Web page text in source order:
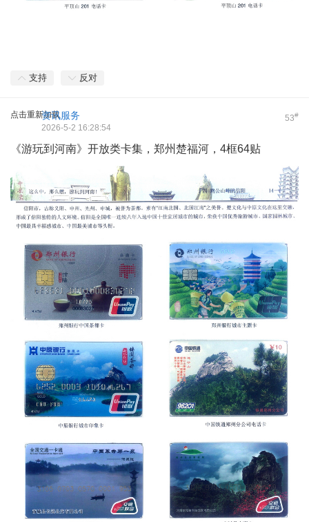
支持 反对
点击重新加载 53#
资讯服务
2026-5-2 16:28:54
《游玩到河南》开放类卡集，郑州楚福河，4框64贴